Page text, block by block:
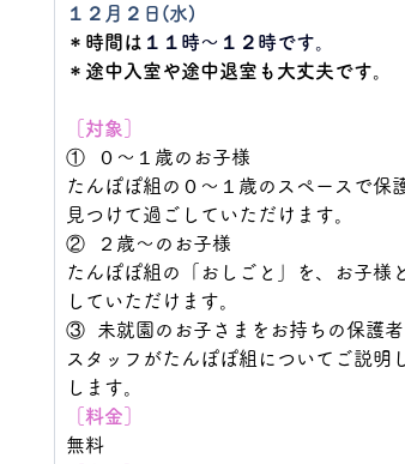
１２月２日(水)
＊時間は １１時〜１２時です。
＊途中入室や途中退室も大丈夫です。
［対象］
①  ０〜１歳のお子様
たんぽぽ組の０〜１歳のスペースで保
見つけて過ごしていただけます。
②  ２歳〜のお子様
たんぽぽ組の「おしごと」を、お子様
していただけます。
③  未就園のお子さまをお持ちの保護
スタッフがたんぽぽ組についてご説明
します。
［料金］
無料